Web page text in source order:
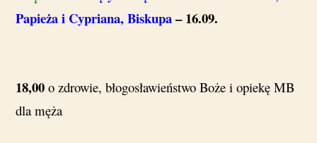
Papieża i Cypriana, Biskupa– 16.09.
18,00o zdrowie, błogosławieństwo Boże i opiekę MB
dla męża